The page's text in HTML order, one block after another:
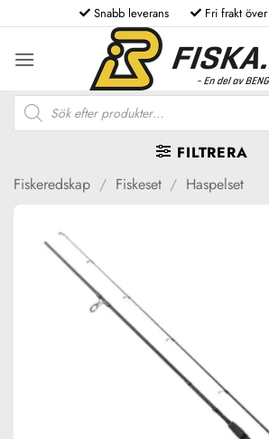
to
content
Snabb leverans Fri frakt
Produktsökning
FILTRERA
Fiskeredskap / Fiskeset / Haspelset